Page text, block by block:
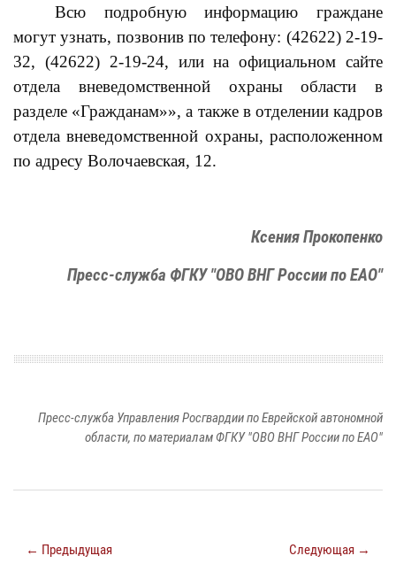
Всю подробную информацию граждане
могут узнать, позвонив по телефону: (42622) 2-19-
32, (42622) 2-19-24, или на официальном сайте
отдела вневедомственной охраны области в
разделе «Гражданам»», а также в отделении кадров
отдела вневедомственной охраны, расположенном
по адресу Волочаевская, 12.
Ксения Прокопенко
Пресс-служба ФГКУ "ОВО ВНГ России по ЕАО"
Пресс-служба Управления Росгвардии по Еврейской автономной
области, по материалам ФГКУ "ОВО ВНГ России по ЕАО"
← Предыдущая Следующая →